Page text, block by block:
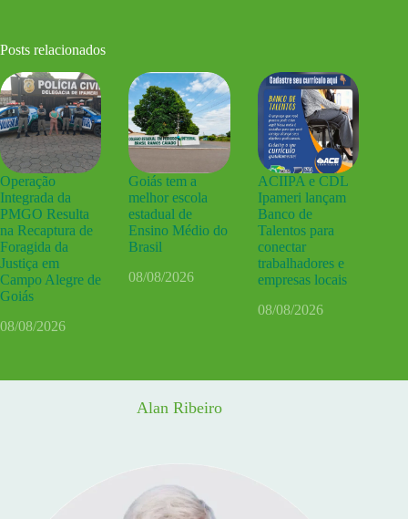
Posts relacionados
Operação
Integrada da
PMGO Resulta
na Recaptura de
Foragida da
Justiça em
Campo Alegre de
Goiás
08/08/2026
Goiás tem a
melhor escola
estadual de
Ensino Médio do
Brasil
08/08/2026
ACIIPA e CDL
Ipameri lançam
Banco de
Talentos para
conectar
trabalhadores e
empresas locais
08/08/2026
Alan Ribeiro